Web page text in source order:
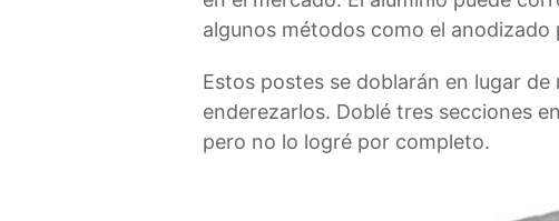
algunos métodos como el
Estos postes se doblarán en lugar
enderezarlos. Doblé tres secciones
pero no lo logré por completo.